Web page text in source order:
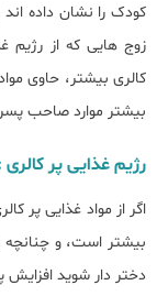
کودک را نشان داده
زوج هایی که از رژیم
کالری بیشتر، حاوی
بیشتر موارد صاحب
رژیم غذایی پر کالری
اگر از مواد غذایی پر
بیشتر است، و چنانچه
دختر دار شوید افزایش